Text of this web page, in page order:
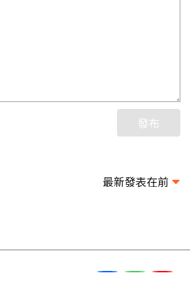
發布
最新發表在前